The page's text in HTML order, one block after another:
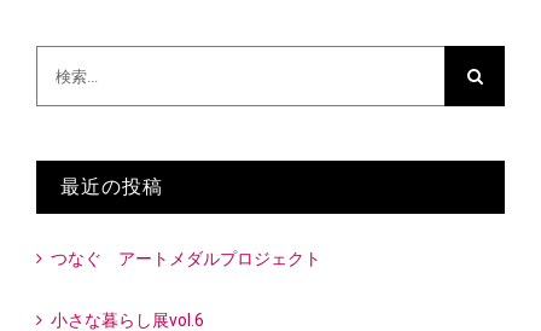
最近の投稿
つなぐ アートメダルプロジェクト
小さな暮らし展vol.6